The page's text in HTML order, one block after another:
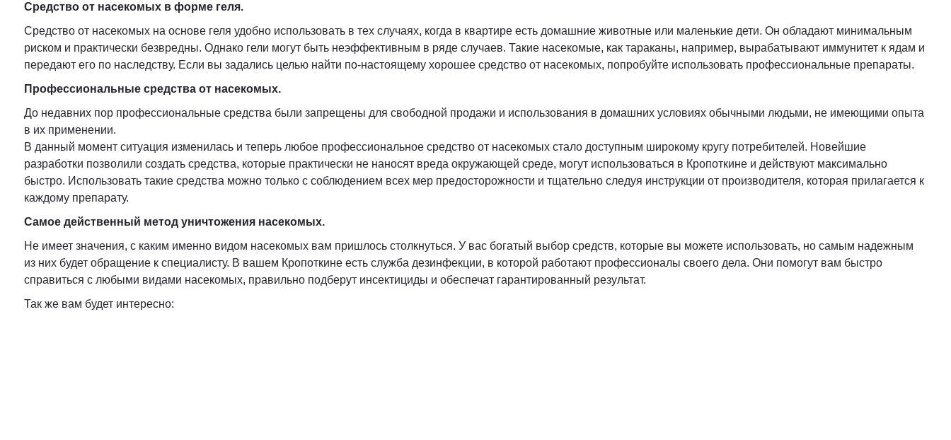
Средство от насекомых в форме геля.
Средство от насекомых на основе геля удобно использовать в тех случаях, когда в квартире есть домашние животные или маленькие дети. Он обладают минимальным
риском и практически безвредны. Однако гели могут быть неэффективным в ряде случаев. Такие насекомые, как тараканы, например, вырабатывают иммунитет к ядам и
передают его по наследству. Если вы задались целью найти по-настоящему хорошее средство от насекомых, попробуйте использовать профессиональные препараты.
Профессиональные средства от насекомых.
До недавних пор профессиональные средства были запрещены для свободной продажи и использования в домашних условиях обычными людьми, не имеющими опыта
в их применении.
В данный момент ситуация изменилась и теперь любое профессиональное средство от насекомых стало доступным широкому кругу потребителей. Новейшие
разработки позволили создать средства, которые практически не наносят вреда окружающей среде, могут использоваться в Кропоткине и действуют максимально
быстро. Использовать такие средства можно только с соблюдением всех мер предосторожности и тщательно следуя инструкции от производителя, которая прилагается к
каждому препарату.
Самое действенный метод уничтожения насекомых.
Не имеет значения, с каким именно видом насекомых вам пришлось столкнуться. У вас богатый выбор средств, которые вы можете использовать, но самым надежным
из них будет обращение к специалисту. В вашем Кропоткине есть служба дезинфекции, в которой работают профессионалы своего дела. Они помогут вам быстро
справиться с любыми видами насекомых, правильно подберут инсектициды и обеспечат гарантированный результат.
Так же вам будет интересно: